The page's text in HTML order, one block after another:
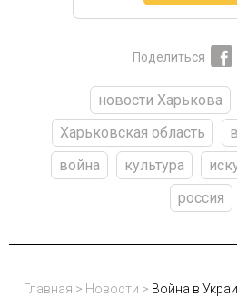
Поделиться
новости Харькова
Харьковская область
война
культура
россия
Главная > Новости > Война в